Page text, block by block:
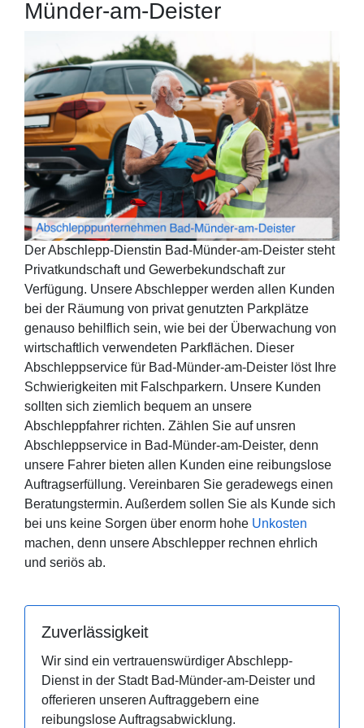
Münder-am-Deister
Der Abschlepp-Dienstin Bad-Münder-am-Deister steht
Privatkundschaft und Gewerbekundschaft zur
Verfügung. Unsere Abschlepper werden allen Kunden
bei der Räumung von privat genutzten Parkplätze
genauso behilflich sein, wie bei der Überwachung von
wirtschaftlich verwendeten Parkflächen. Dieser
Abschleppservice für Bad-Münder-am-Deister löst Ihre
Schwierigkeiten mit Falschparkern. Unsere Kunden
sollten sich ziemlich bequem an unsere
Abschleppfahrer richten. Zählen Sie auf unsren
Abschleppservice in Bad-Münder-am-Deister, denn
unsere Fahrer bieten allen Kunden eine reibungslose
Auftragserfüllung. Vereinbaren Sie geradewegs einen
Beratungstermin. Außerdem sollen Sie als Kunde sich
bei uns keine Sorgen über enorm hohe Unkosten
machen, denn unsere Abschlepper rechnen ehrlich
und seriös ab.
Zuverlässigkeit
Wir sind ein vertrauenswürdiger Abschlepp-
Dienst in der Stadt Bad-Münder-am-Deister und
offerieren unseren Auftraggebern eine
reibungslose Auftragsabwicklung.